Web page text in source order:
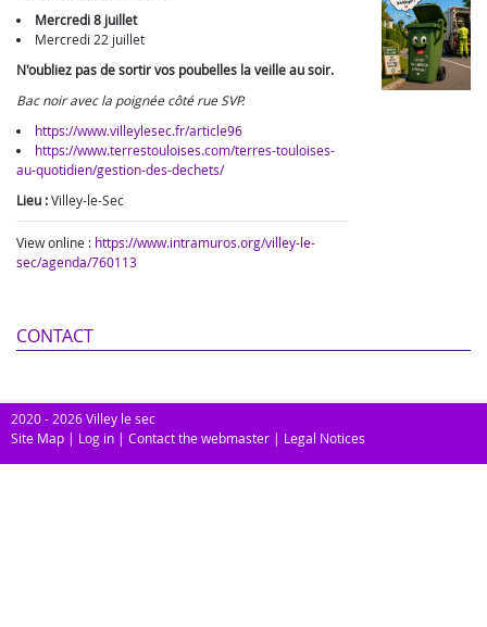
Mercredi 8 juillet
Mercredi 22 juillet
N'oubliez pas de sortir vos poubelles la veille au soir.
Bac noir avec la poignée côté rue SVP.
https://www.villeylesec.fr/article96
https://www.terrestouloises.com/terres-touloises-
au-quotidien/gestion-des-dechets/
Lieu :Villey-le-Sec
View online : https://www.intramuros.org/villey-le-
sec/agenda/760113
CONTACT
2020 - 2026 Villey le sec
Site Map | Log in | Contact the webmaster | Legal Notices